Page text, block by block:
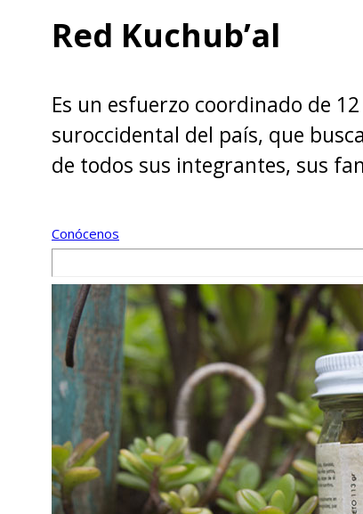
Red Kuchub’al
Es un esfuerzo coordinado de
suroccidental del país, que
de todos sus integrantes, sus
Conócenos